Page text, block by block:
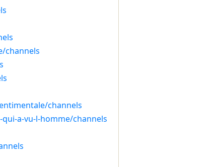
channels
channels
a-vu-l-homme/channels